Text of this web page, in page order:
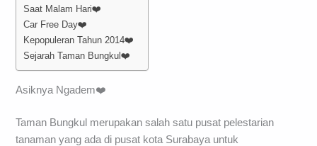
Saat Malam Hari❤️
Car Free Day❤️
Kepopuleran Tahun 2014❤️
Sejarah Taman Bungkul❤️
Asiknya Ngadem❤️
Taman Bungkul merupakan salah satu pusat pelestarian
tanaman yang ada di pusat kota Surabaya untuk